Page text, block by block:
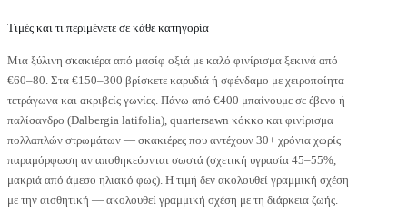
Τιμές και τι περιμένετε σε κάθε κατηγορία
Μια ξύλινη σκακιέρα από μασίφ οξιά με καλό φινίρισμα ξεκινά από
€60–80. Στα €150–300 βρίσκετε καρυδιά ή σφένδαμο με χειροποίητα
τετράγωνα και ακριβείς γωνίες. Πάνω από €400 μπαίνουμε σε έβενο ή
παλίσανδρο (Dalbergia latifolia), quartersawn κόκκο και φινίρισμα
πολλαπλών στρωμάτων — σκακιέρες που αντέχουν 30+ χρόνια χωρίς
παραμόρφωση αν αποθηκεύονται σωστά (σχετική υγρασία 45–55%,
μακριά από άμεσο ηλιακό φως). Η τιμή δεν ακολουθεί γραμμική σχέση
με την αισθητική — ακολουθεί γραμμική σχέση με τη διάρκεια ζωής.